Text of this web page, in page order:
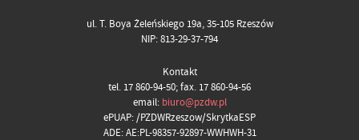
ul. T. Boya Żeleńskiego 19a, 35-105 Rzeszów
NIP: 813-29-37-794
Kontakt
tel. 17 860-94-50; fax. 17 860-94-56
email: biuro@pzdw.pl
ePUAP: /PZDWRzeszow/SkrytkaESP
ADE: AE:PL-98357-92897-WWHWH-31